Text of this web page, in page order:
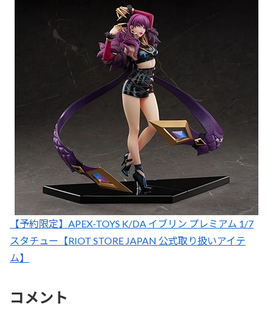
【予約限定】APEX-TOYS K/DA イブリン プレミアム 1/7
スタチュー【RIOT STORE JAPAN 公式取り扱いアイテ
ム】
コメント